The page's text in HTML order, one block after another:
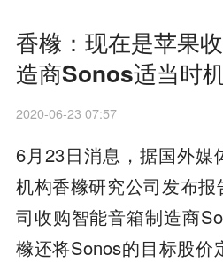
香橼：现在是苹果
造商Sonos适当时
2020-06-23 07:57
6月23日消息，据国外媒
机构香橼研究公司发布
司收购智能音箱制造商
橼还将Sonos的目标股价